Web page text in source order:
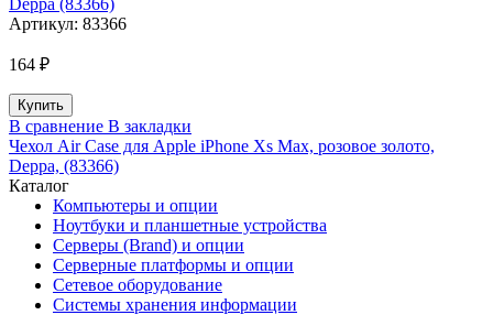
Артикул: 83366
164 ₽
В сравнение В закладки
Чехол Air Case для Apple iPhone Xs Max, розовое золото,
Deppa, (83366)
Каталог
Компьютеры и опции
Ноутбуки и планшетные устройства
Серверы (Brand) и опции
Серверные платформы и опции
Сетевое оборудование
Системы хранения информации